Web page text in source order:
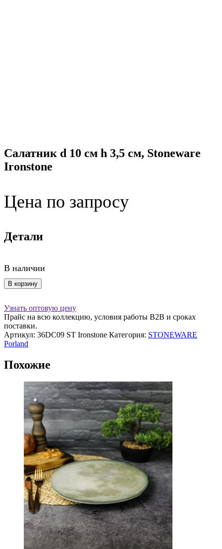
Салатник d 10 см h 3,5 см, Stoneware
Ironstone
Цена по запросу
Детали
В наличии
Количество
товара
d
10
см
h
3,5
Stoneware
Ironstone
В корзину
Узнать оптовую цену
Прайс на всю коллекцию, условия работы В2В и сроках
поставки.
Артикул: 36DC09 ST Ironstone Категория: STONEWARE
Porland
Похожие